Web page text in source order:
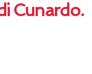
Cunardo.